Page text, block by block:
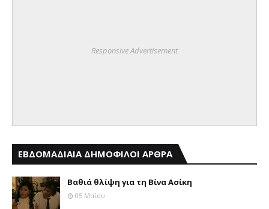
Responsive Advertisement
ΕΒΔΟΜΑΔΙΑΙΑ ΔΗΜΟΦΙΛΟΙ ΑΡΘΡΑ
Βαθιά θλίψη για τη Βίνα Ασίκη
05 Μαΐου